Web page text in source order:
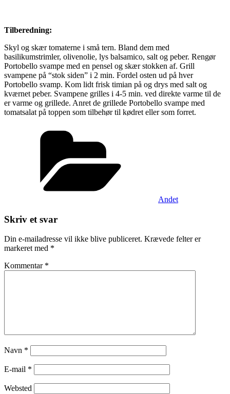
Tilberedning:
Skyl og skær tomaterne i små tern. Bland dem med
basilikumstrimler, olivenolie, lys balsamico, salt og peber. Rengør
Portobello svampe med en pensel og skær stokken af. Grill
svampene på “stok siden” i 2 min. Fordel osten ud på hver
Portobello svamp. Kom lidt frisk timian på og drys med salt og
kværnet peber. Svampene grilles i 4-5 min. ved direkte varme til de
er varme og grillede. Anret de grillede Portobello svampe med
tomatsalat på toppen som tilbehør til kødret eller som forret.
Andet
Skriv et svar
Din e-mailadresse vil ikke blive publiceret. Krævede felter er
markeret med *
Kommentar *
Navn *
E-mail *
Websted